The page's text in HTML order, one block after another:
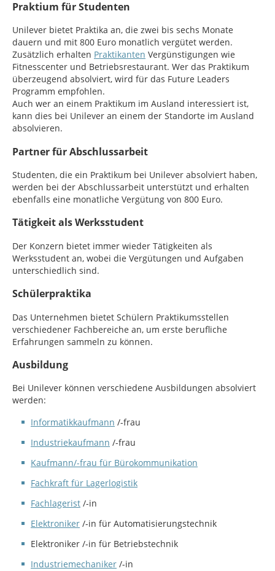
Praktium für Studenten
Unilever bietet Praktika an, die zwei bis sechs Monate
dauern und mit 800 Euro monatlich vergütet werden.
Zusätzlich erhalten Praktikanten Vergünstigungen wie
Fitnesscenter und Betriebsrestaurant. Wer das Praktikum
überzeugend absolviert, wird für das Future Leaders
Programm empfohlen.
Auch wer an einem Praktikum im Ausland interessiert ist,
kann dies bei Unilever an einem der Standorte im Ausland
absolvieren.
Partner für Abschlussarbeit
Studenten, die ein Praktikum bei Unilever absolviert haben,
werden bei der Abschlussarbeit unterstützt und erhalten
ebenfalls eine monatliche Vergütung von 800 Euro.
Tätigkeit als Werksstudent
Der Konzern bietet immer wieder Tätigkeiten als
Werksstudent an, wobei die Vergütungen und Aufgaben
unterschiedlich sind.
Schülerpraktika
Das Unternehmen bietet Schülern Praktikumsstellen
verschiedener Fachbereiche an, um erste berufliche
Erfahrungen sammeln zu können.
Ausbildung
Bei Unilever können verschiedene Ausbildungen absolviert
werden:
Informatikkaufmann /-frau
Industriekaufmann /-frau
Kaufmann/-frau für Bürokommunikation
Fachkraft für Lagerlogistik
Fachlagerist /-in
Elektroniker /-in für Automatisierungstechnik
Elektroniker /-in für Betriebstechnik
Industriemechaniker /-in